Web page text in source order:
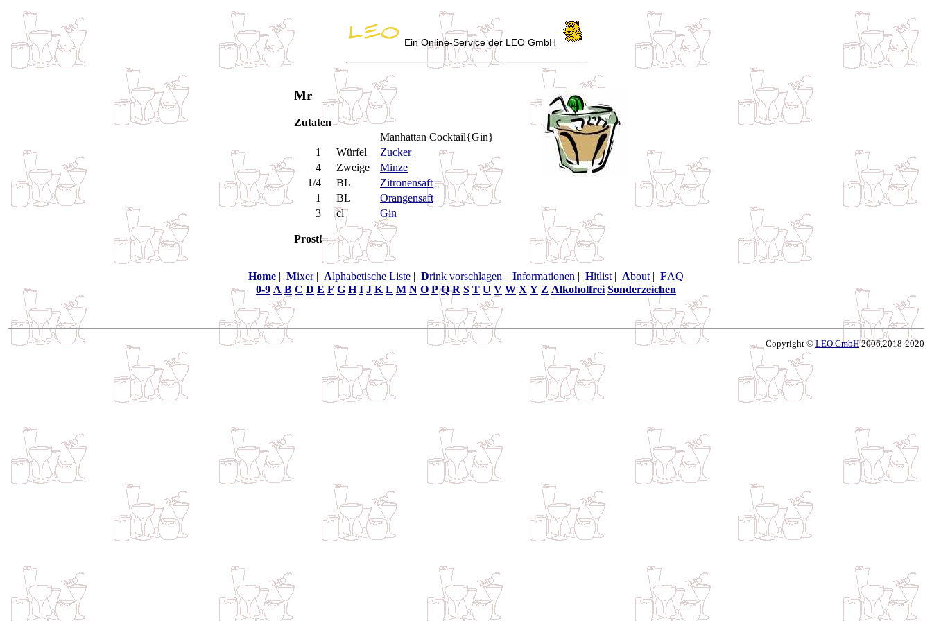
Ein Online-Service der LEO GmbH
Mr
Zutaten
Manhattan Cocktail{Gin}
1
Würfel
Zucker
4
Zweige
Minze
1/4
BL
Zitronensaft
1
BL
Orangensaft
3
cl Gin
Prost!
Home | Mixer| Alphabetische Liste | Drink vorschlagen | Informationen | Hitlist | About | FAQ
0-9 A B C D E F G H I J K L M N O P Q R S T U V W X Y Z Alkoholfrei Sonderzeichen
Copyright © LEO GmbH2006,2018-2020